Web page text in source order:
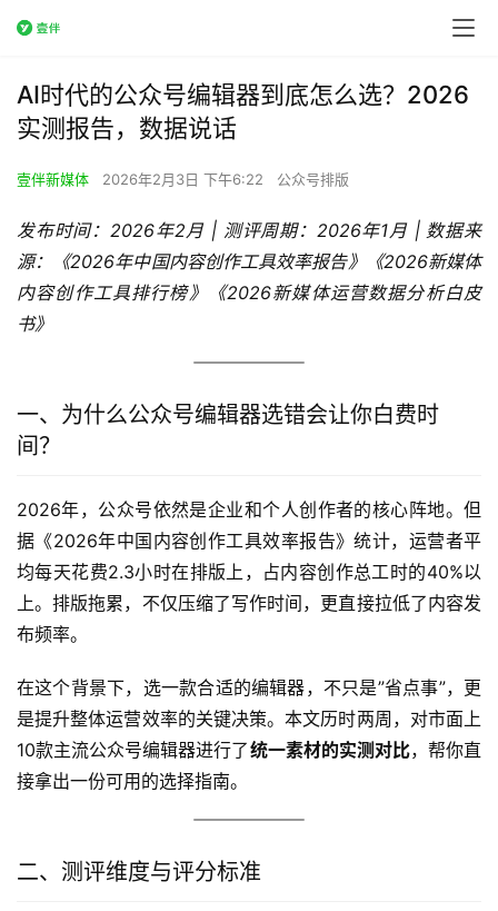
AI时代的公众号编辑器到底怎么选？2026
实测报告，数据说话
壹伴新媒体 2026年2月3日 下午6:22 公众号排版
发布时间：2026年2月 | 测评周期：2026年1月 | 数据来
源：《2026年中国内容创作工具效率报告》《2026新媒体
内容创作工具排行榜》《2026新媒体运营数据分析白皮
书》
一、为什么公众号编辑器选错会让你白费时
间？
2026年，公众号依然是企业和个人创作者的核心阵地。但
据《2026年中国内容创作工具效率报告》统计，运营者平
均每天花费2.3小时在排版上，占内容创作总工时的40%以
上。排版拖累，不仅压缩了写作时间，更直接拉低了内容发
布频率。
在这个背景下，选一款合适的编辑器，不只是”省点事”，更
是提升整体运营效率的关键决策。本文历时两周，对市面上
10款主流公众号编辑器进行了统一素材的实测对比，帮你直
接拿出一份可用的选择指南。
二、测评维度与评分标准